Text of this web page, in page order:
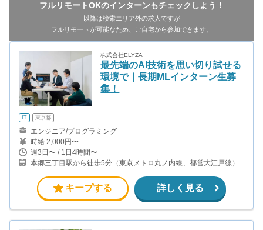
フルリモートOKのインターンもチェックしよう！
以降は検索エリア外の求人ですが
フルリモートが可能なため、ご自宅から参加できます。
株式会社ELYZA
最先端のAI技術を思い切り試せる
環境で｜長期MLインターン生募
集！
IT 東京都
エンジニア/プログラミング
時給 2,000円〜
週3日〜 / 1日4時間〜
本郷三丁目駅から徒歩5分（東京メトロ丸ノ内線、都営大江戸線）
キープする 詳しく見る